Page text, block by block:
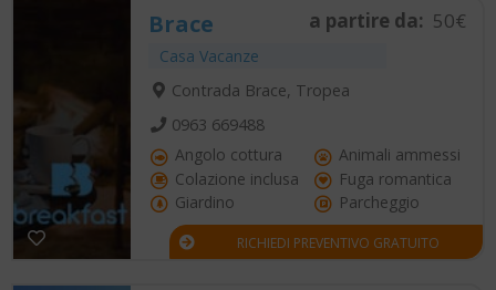
Brace
Casa Vacanze
a partire da: 50€
Contrada Brace, Tropea
0963 669488
Angolo cottura
Animali ammessi
Colazione inclusa
Fuga romantica
Giardino
Parcheggio
RICHIEDI PREVENTIVO GRATUITO